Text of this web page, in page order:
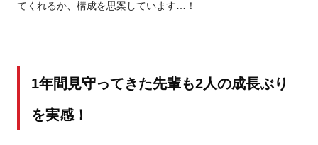
てくれるか、構成を思案しています…！
1年間見守ってきた先輩も2人の成長ぶり
を実感！